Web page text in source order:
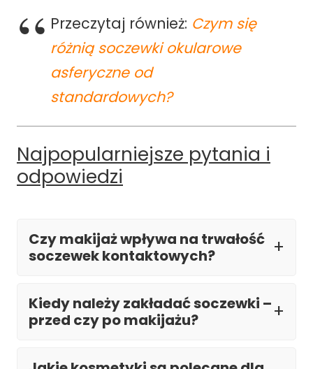
Przeczytaj również: Czym się
różnią soczewki okularowe
asferyczne od
standardowych?
Najpopularniejsze pytania i
odpowiedzi
Czy makijaż wpływa na trwałość
soczewek kontaktowych?
Kiedy należy zakładać soczewki –
przed czy po makijażu?